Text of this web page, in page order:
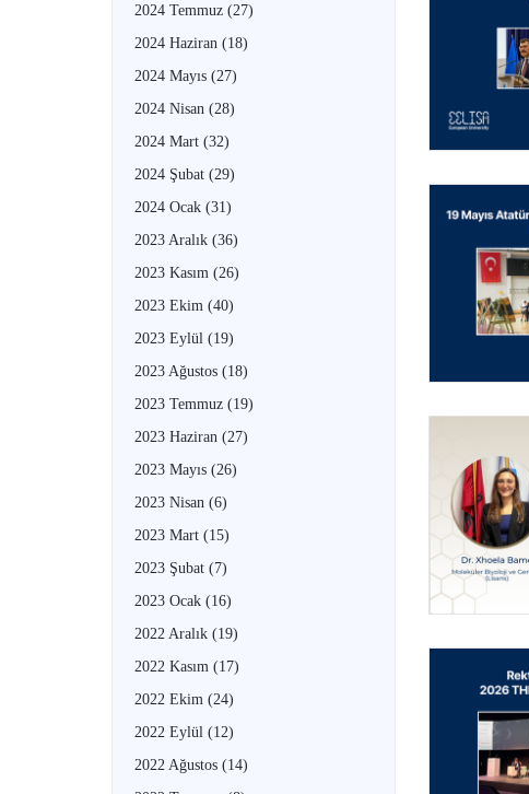
2024 Temmuz (27)
2024 Haziran (18)
2024 Mayıs (27)
2024 Nisan (28)
2024 Mart (32)
2024 Şubat (29)
2024 Ocak (31)
2023 Aralık (36)
2023 Kasım (26)
2023 Ekim (40)
2023 Eylül (19)
2023 Ağustos (18)
2023 Temmuz (19)
2023 Haziran (27)
2023 Mayıs (26)
2023 Nisan (6)
2023 Mart (15)
2023 Şubat (7)
2023 Ocak (16)
2022 Aralık (19)
2022 Kasım (17)
2022 Ekim (24)
2022 Eylül (12)
2022 Ağustos (14)